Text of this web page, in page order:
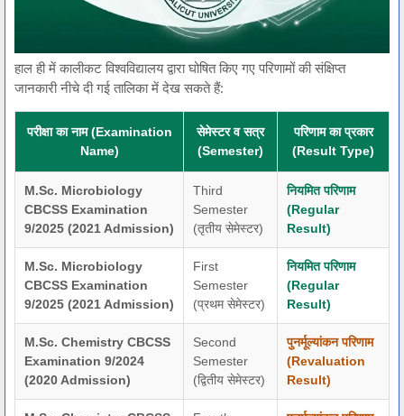
हाल ही में कालीकट विश्वविद्यालय द्वारा घोषित किए गए परिणामों की संक्षिप्त
जानकारी नीचे दी गई तालिका में देख सकते हैं:
परीक्षा का नाम (Examination
Name)
सेमेस्टर व सत्र
(Semester)
परिणाम का प्रकार
(Result Type)
M.Sc. Microbiology
CBCSS Examination
9/2025 (2021 Admission)
Third
Semester
(तृतीय सेमेस्टर)
नियमित परिणाम
(Regular
Result)
M.Sc. Microbiology
CBCSS Examination
9/2025 (2021 Admission)
First
Semester
(प्रथम सेमेस्टर)
नियमित परिणाम
(Regular
Result)
M.Sc. Chemistry CBCSS
Examination 9/2024
(2020 Admission)
Second
Semester
(द्वितीय सेमेस्टर)
पुनर्मूल्यांकन परिणाम
(Revaluation
Result)